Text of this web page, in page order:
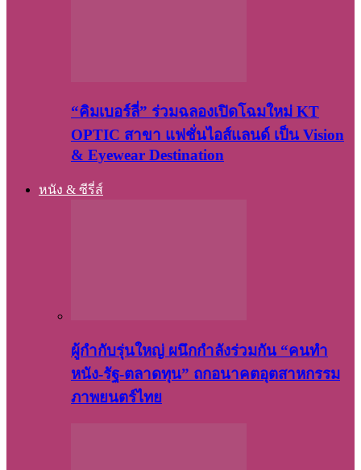
“คิมเบอร์ลี่” ร่วมฉลองเปิดโฉมใหม่ KT
OPTIC สาขา แฟชั่นไอส์แลนด์ เป็น Vision
& Eyewear Destination
หนัง & ซีรี่ส์
ผู้กำกับรุ่นใหญ่ ผนึกกำลังร่วมกัน “คนทำ
หนัง-รัฐ-ตลาดทุน” ถกอนาคตอุตสาหกรรม
ภาพยนตร์ไทย